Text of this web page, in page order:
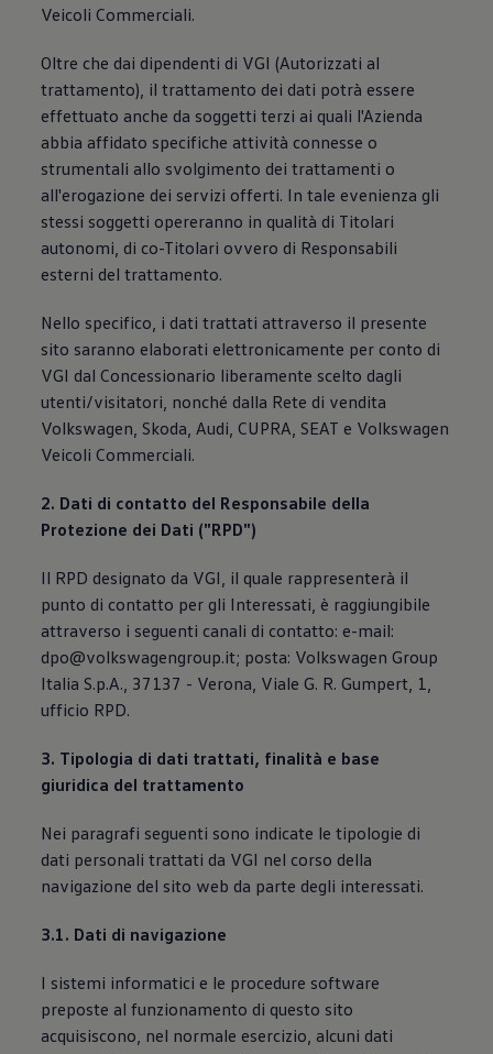
Veicoli Commerciali.
Oltre che dai dipendenti di VGI (Autorizzati al
trattamento), il trattamento dei dati potrà essere
effettuato anche da soggetti terzi ai quali l'Azienda
abbia affidato specifiche attività connesse o
strumentali allo svolgimento dei trattamenti o
all'erogazione dei servizi offerti. In tale evenienza gli
stessi soggetti opereranno in qualità di Titolari
autonomi, di co-Titolari ovvero di Responsabili
esterni del trattamento.
Nello specifico, i dati trattati attraverso il presente
sito saranno elaborati elettronicamente per conto di
VGI dal Concessionario liberamente scelto dagli
utenti/visitatori, nonché dalla Rete di vendita
Volkswagen, Skoda, Audi, CUPRA, SEAT e Volkswagen
Veicoli Commerciali.
2. Dati di contatto del Responsabile della
Protezione dei Dati ("RPD")
Il RPD designato da VGI, il quale rappresenterà il
punto di contatto per gli Interessati, è raggiungibile
attraverso i seguenti canali di contatto: e-mail:
dpo@volkswagengroup.it; posta: Volkswagen Group
Italia S.p.A., 37137 - Verona, Viale G. R. Gumpert, 1,
ufficio RPD.
3. Tipologia di dati trattati, finalità e base
giuridica del trattamento
Nei paragrafi seguenti sono indicate le tipologie di
dati personali trattati da VGI nel corso della
navigazione del sito web da parte degli interessati.
3.1. Dati di navigazione
I sistemi informatici e le procedure software
preposte al funzionamento di questo sito
acquisiscono, nel normale esercizio, alcuni dati